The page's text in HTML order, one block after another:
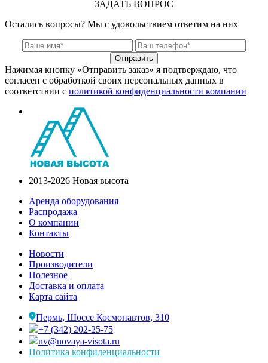
ЗАДАТЬ ВОПРОС
Остались вопросы? Мы с удовольствием ответим на них
Отправить
Нажимая кнопку «Отправить заказ» я подтверждаю, что
согласен с обработкой своих персональных данных в
соответствии с политикой конфиденциальности компании
2013-2026 Новая высота
Аренда оборудования
Распродажа
О компании
Контакты
Новости
Производители
Полезное
Доставка и оплата
Карта сайта
Пермь, Шоссе Космонавтов, 310
+7 (342) 202-25-75
nv@novaya-visota.ru
Политика конфиденциальности